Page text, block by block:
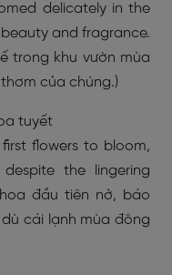
delicately in the
and fragrance.
trong khu vườn mùa
của chúng.)
tuyết
flowers to bloom,
the lingering
đầu tiên nở, báo
cái lạnh mùa đông